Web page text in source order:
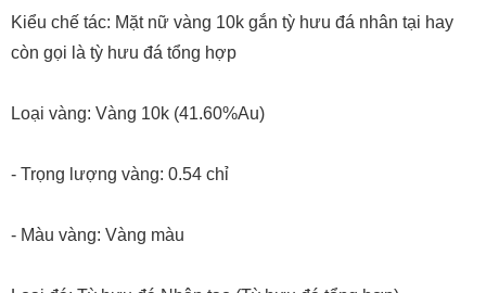
Kiểu chế tác: Mặt nữ vàng 10k gắn tỳ hưu đá nhân tại hay
còn gọi là tỳ hưu đá tổng hợp
Loại vàng: Vàng 10k (41.60%Au)
- Trọng lượng vàng: 0.54 chỉ
- Màu vàng: Vàng màu